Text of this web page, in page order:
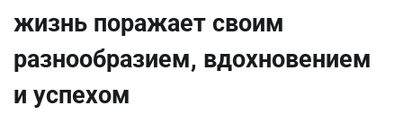
жизнь поражает своим
разнообразием, вдохновением
и успехом